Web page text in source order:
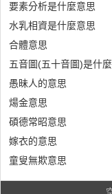
要素分析是什麼意思
水乳相資是什麼意思
合體意思
五音圖(五十音圖)是什
愚昧人的意思
煬金意思
碩德常昭意思
嫁衣的意思
童叟無欺意思